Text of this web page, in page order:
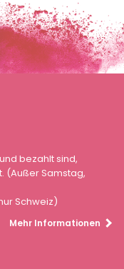
bezahlt sind,
(Außer Samstag,
Schweiz)
Mehr Informationen